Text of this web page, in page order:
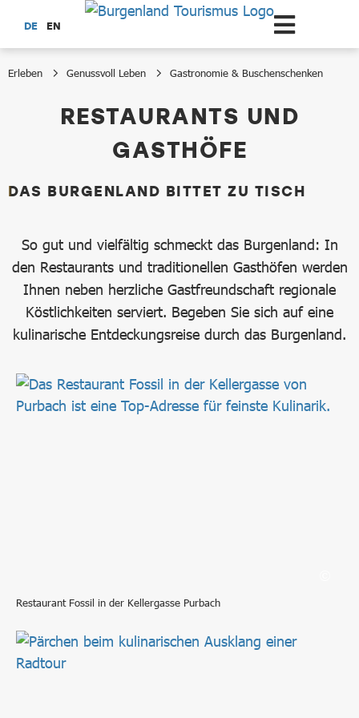
Zum Hauptinhalt springen
DE EN
Erleben Genussvoll Leben Gastronomie & Buschenschenken
Restaurants und Gasthöfe
RESTAURANTS UND
GASTHÖFE
DAS BURGENLAND BITTET ZU TISCH
So gut und vielfältig schmeckt das Burgenland: In
den Restaurants und traditionellen Gasthöfen werden
Ihnen neben herzliche Gastfreundschaft regionale
Köstlichkeiten serviert. Begeben Sie sich auf eine
kulinarische Entdeckungsreise durch das Burgenland.
Bild in Lightbox öffnen
Restaurant Fossil in der Kellergasse Purbach